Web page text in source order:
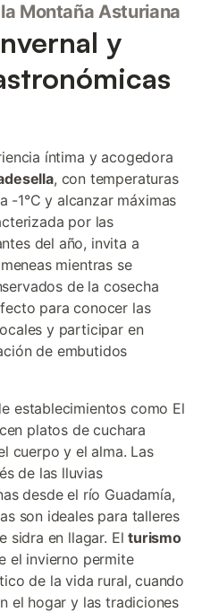
Montaña Asturiana
y
íntima y acogedora
, con temperaturas
-1°C y alcanzar máximas
por las
del año, invita a
mientras se
de la cosecha
para conocer las
y participar en
de embutidos
establecimientos como El
platos de cuchara
cuerpo y el alma. Las
de las lluvias
desde el río Guadamía,
son ideales para talleres
sidra en llagar. Elturismo
el invierno permite
de la vida rural, cuando
el hogar y las tradiciones